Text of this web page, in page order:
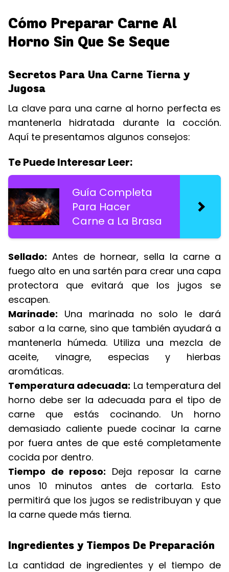
Cómo Preparar Carne Al
Horno Sin Que Se Seque
Secretos Para Una Carne Tierna y
Jugosa
La clave para una carne al horno perfecta es
mantenerla hidratada durante la cocción.
Aquí te presentamos algunos consejos:
Te Puede Interesar Leer:
Guía Completa
Para Hacer
Carne a La Brasa
Sellado: Antes de hornear, sella la carne a
fuego alto en una sartén para crear una capa
protectora que evitará que los jugos se
escapen.
Marinade: Una marinada no solo le dará
sabor a la carne, sino que también ayudará a
mantenerla húmeda. Utiliza una mezcla de
aceite, vinagre, especias y hierbas
aromáticas.
Temperatura adecuada: La temperatura del
horno debe ser la adecuada para el tipo de
carne que estás cocinando. Un horno
demasiado caliente puede cocinar la carne
por fuera antes de que esté completamente
cocida por dentro.
Tiempo de reposo: Deja reposar la carne
unos 10 minutos antes de cortarla. Esto
permitirá que los jugos se redistribuyan y que
la carne quede más tierna.
Ingredientes y Tiempos De Preparación
La cantidad de ingredientes y el tiempo de